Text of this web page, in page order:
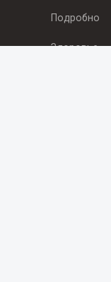
Подробно
Здоровье